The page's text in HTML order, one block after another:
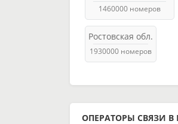
1460000 номеров
Ростовская обл.
1930000 номеров
ОПЕРАТОРЫ СВЯЗИ В